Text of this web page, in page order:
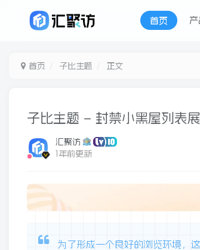
首页
首页 子比主题 正文
子比主题 – 封禁小黑屋列表
汇聚访
1年前更新
为了形成一个良好的浏览环境，